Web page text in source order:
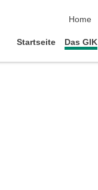
Home
Startseite Das GIK